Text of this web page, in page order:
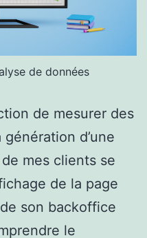
de données
de mesurer des
d’une
mes clients se
de la page
son backoffice
le